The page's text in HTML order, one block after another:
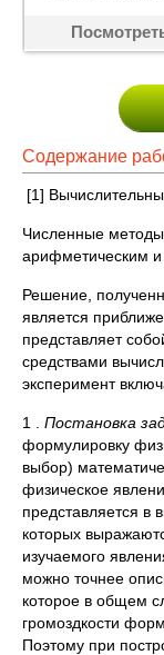
Содержание
[1]
Численные
ариф­метическим и
Решение,
является
представляет
средствами
эксперимент
1 . Постановка
форму­лировку
выбор)
физическое
представляется в
которых
изучаемо­го
можно точнее
которое в общем
громоздкости
Поэтому при